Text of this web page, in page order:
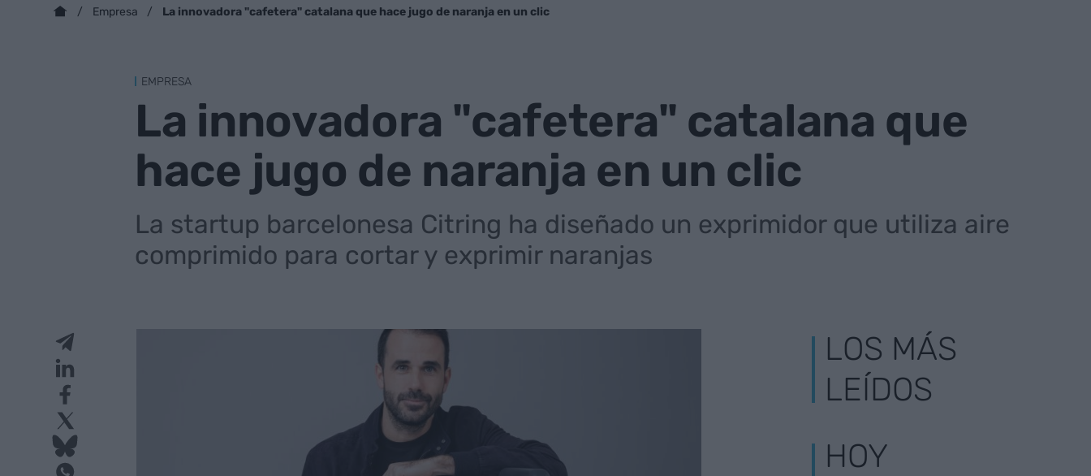
Empresa La innovadora "cafetera" catalana que hace jugo de naranja en un clic
EMPRESA
La innovadora "cafetera" catalana que
hace jugo de naranja en un clic
La startup barcelonesa Citring ha diseñado un exprimidor que utiliza aire
comprimido para cortar y exprimir naranjas
LOS MÁS
LEÍDOS
HOY